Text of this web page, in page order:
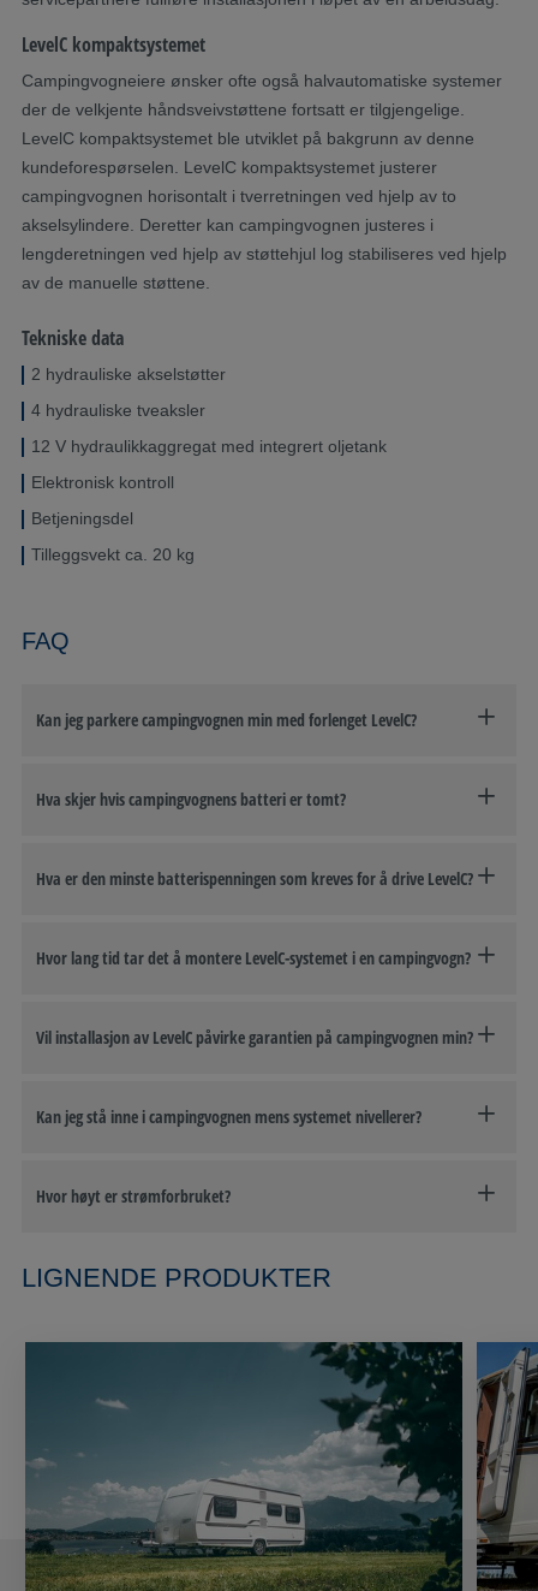
LevelC kompaktsystemet
Campingvogneiere ønsker ofte også halvautomatiske systemer
der de velkjente håndsveivstøttene fortsatt er tilgjengelige.
LevelC kompaktsystemet ble utviklet på bakgrunn av denne
kundeforespørselen. LevelC kompaktsystemet justerer
campingvognen horisontalt i tverretningen ved hjelp av to
akselsylindere. Deretter kan campingvognen justeres i
lengderetningen ved hjelp av støttehjul log stabiliseres ved hjelp
av de manuelle støttene.
Tekniske data
2 hydrauliske akselstøtter
4 hydrauliske tveaksler
12 V hydraulikkaggregat med integrert oljetank
Elektronisk kontroll
Betjeningsdel
Tilleggsvekt ca. 20 kg
FAQ
Kan jeg parkere campingvognen min med forlenget LevelC?
Hva skjer hvis campingvognens batteri er tomt?
Hva er den minste batterispenningen som kreves for å drive LevelC?
Hvor lang tid tar det å montere LevelC-systemet i en campingvogn?
Vil installasjon av LevelC påvirke garantien på campingvognen min?
Kan jeg stå inne i campingvognen mens systemet nivellerer?
Hvor høyt er strømforbruket?
LIGNENDE PRODUKTER